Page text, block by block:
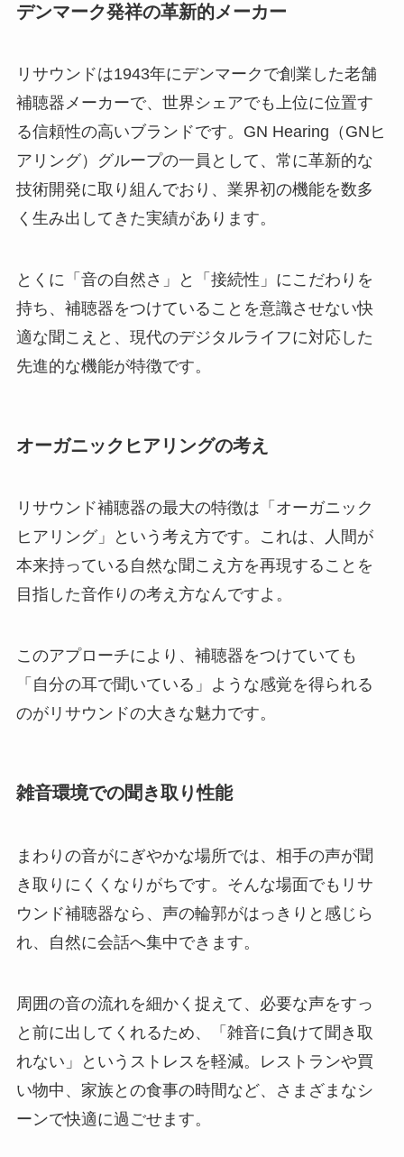
デンマーク発祥の革新的メーカー
リサウンドは1943年にデンマークで創業した老舗
補聴器メーカーで、世界シェアでも上位に位置す
る信頼性の高いブランドです。GN Hearing（GNヒ
アリング）グループの一員として、常に革新的な
技術開発に取り組んでおり、業界初の機能を数多
く生み出してきた実績があります。
とくに「音の自然さ」と「接続性」にこだわりを
持ち、補聴器をつけていることを意識させない快
適な聞こえと、現代のデジタルライフに対応した
先進的な機能が特徴です。
オーガニックヒアリングの考え
リサウンド補聴器の最大の特徴は「オーガニック
ヒアリング」という考え方です。これは、人間が
本来持っている自然な聞こえ方を再現することを
目指した音作りの考え方なんですよ。
このアプローチにより、補聴器をつけていても
「自分の耳で聞いている」ような感覚を得られる
のがリサウンドの大きな魅力です。
雑音環境での聞き取り性能
まわりの音がにぎやかな場所では、相手の声が聞
き取りにくくなりがちです。そんな場面でもリサ
ウンド補聴器なら、声の輪郭がはっきりと感じら
れ、自然に会話へ集中できます。
周囲の音の流れを細かく捉えて、必要な声をすっ
と前に出してくれるため、「雑音に負けて聞き取
れない」というストレスを軽減。レストランや買
い物中、家族との食事の時間など、さまざまなシ
ーンで快適に過ごせます。